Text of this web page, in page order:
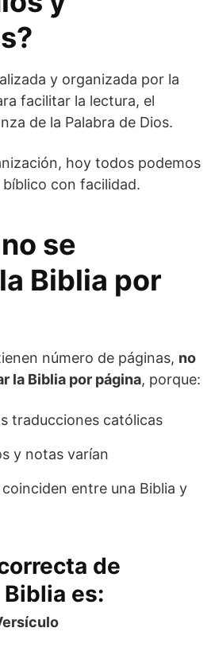
y organizada por la
facilitar la lectura, el
de la Palabra de Dios.
hoy todos podemos
con facilidad.
se
Biblia por
número de páginas, no
la Biblia por página, porque:
traducciones católicas
y notas varían
entre una Biblia y
de
es: